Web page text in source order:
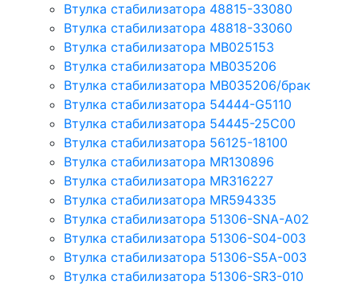
Втулка стабилизатора 48815-33080
Втулка стабилизатора 48818-33060
Втулка стабилизатора MB025153
Втулка стабилизатора MB035206
Втулка стабилизатора MB035206/брак
Втулка стабилизатора 54444-G5110
Втулка стабилизатора 54445-25C00
Втулка стабилизатора 56125-18100
Втулка стабилизатора MR130896
Втулка стабилизатора MR316227
Втулка стабилизатора MR594335
Втулка стабилизатора 51306-SNA-A02
Втулка стабилизатора 51306-S04-003
Втулка стабилизатора 51306-S5A-003
Втулка стабилизатора 51306-SR3-010